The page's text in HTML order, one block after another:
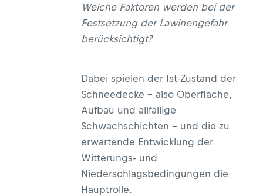
Welche Faktoren werden bei der
Festsetzung der Lawinengefahr
berücksichtigt?
Dabei spielen der Ist-Zustand der
Schneedecke – also Oberfläche,
Aufbau und allfällige
Schwachschichten – und die zu
erwartende Entwicklung der
Witterungs- und
Niederschlagsbedingungen die
Hauptrolle.